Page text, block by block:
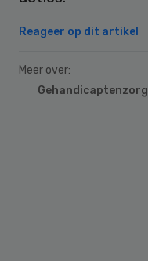
Reageer op dit artikel
Meer over:
Gehandicaptenzorg